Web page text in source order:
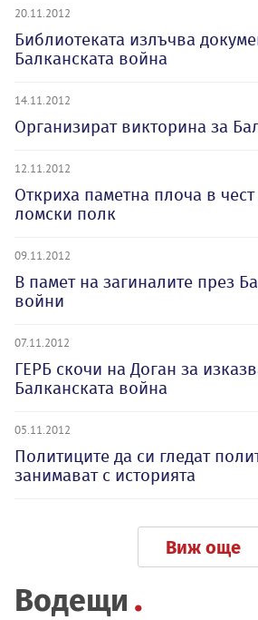
20.11.2012
Библиотеката излъчва
Балканската война
14.11.2012
Организират викторина за
12.11.2012
Откриха паметна плоча в
ломски полк
09.11.2012
В памет на загиналите през
войни
07.11.2012
ГЕРБ скочи на Доган за
Балканската война
05.11.2012
Политиците да си гледат
занимават с историята
Виж още
Водещи